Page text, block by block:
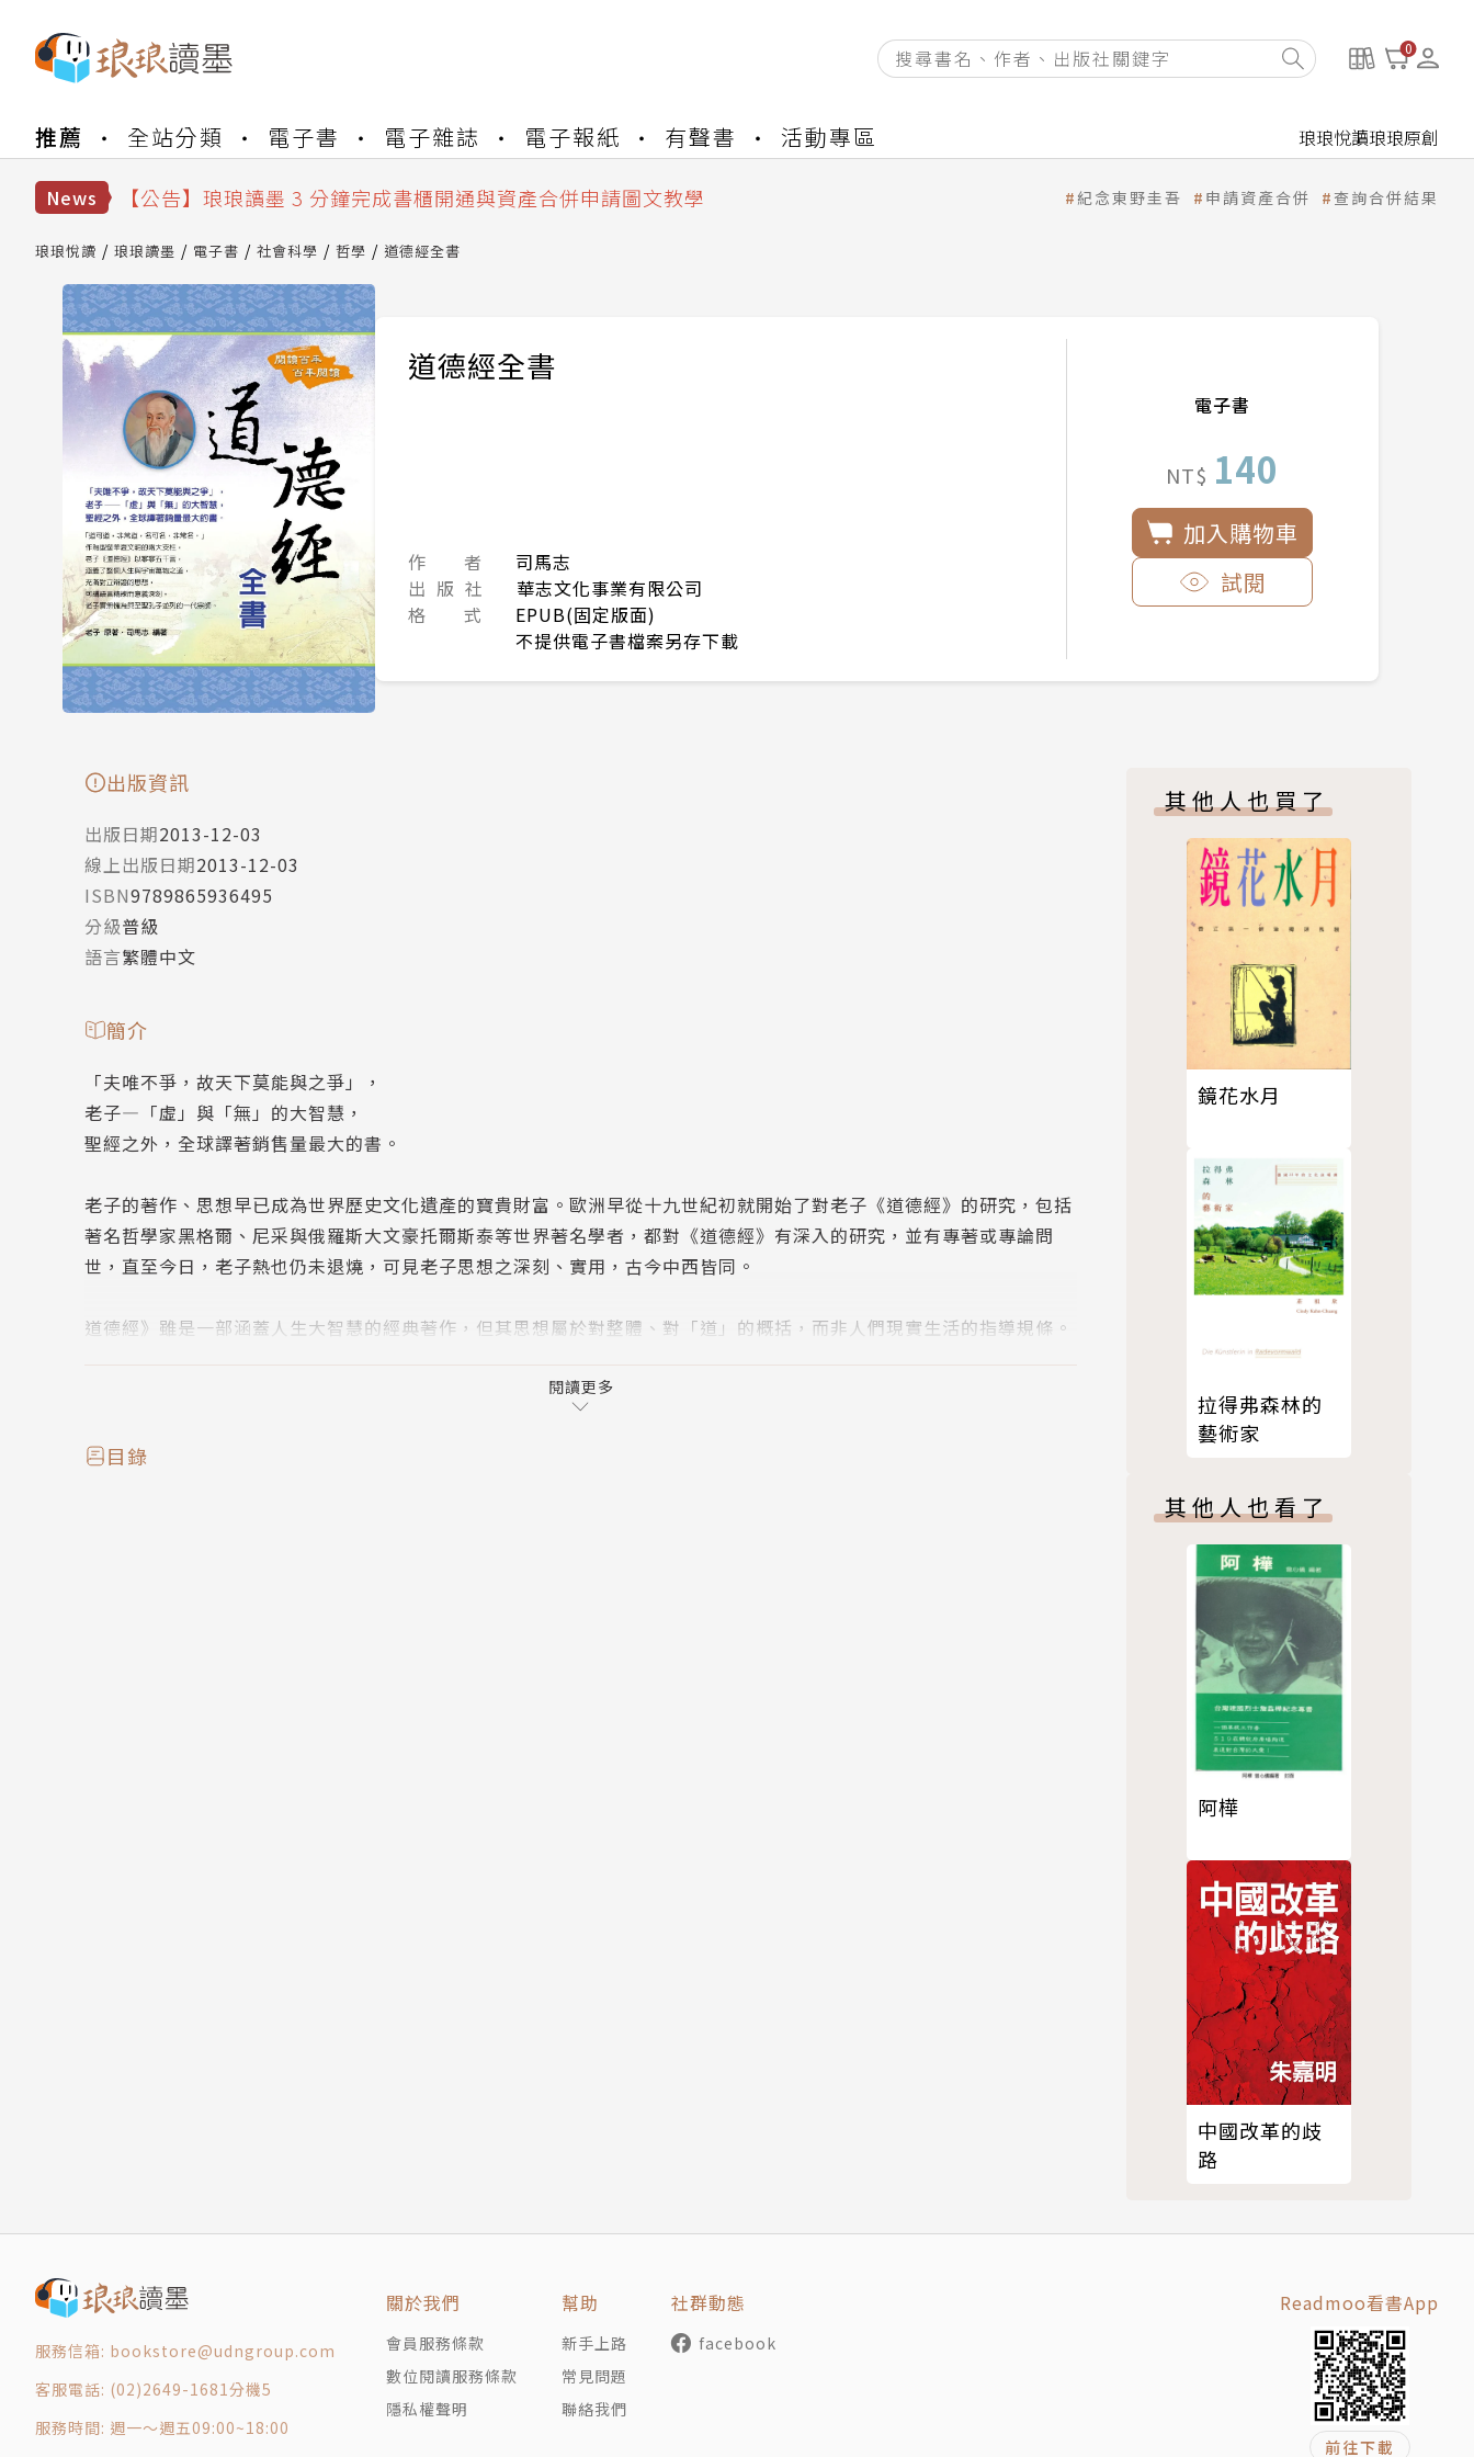
0
推薦 全站分類 電子書 電子雜誌 電子報紙 有聲書 活動專區 琅琅悅讀琅琅原創
News
【公告】琅琅讀墨數位閱讀資產合併與書櫃開通申請
【公告】琅琅讀墨 3 分鐘完成書櫃開通與資產合併申請圖文教學
【公告】琅琅讀墨數位閱讀資產合併與書櫃開通申請
紀念東野圭吾 申請資產合併 查詢合併結果
琅琅悅讀 琅琅讀墨 電子書 社會科學 哲學 道德經全書
道德經全書
作 者
司馬志
出 版 社
華志文化事業有限公司
格 式
EPUB(固定版面)
不提供電子書檔案另存下載
電子書
NT$ 140
加入購物車
試閱
出版資訊
出版日期2013-12-03
線上出版日期2013-12-03
ISBN9789865936495
分級普級
語言繁體中文
簡介
「夫唯不爭，故天下莫能與之爭」，
老子—「虛」與「無」的大智慧，
聖經之外，全球譯著銷售量最大的書。
老子的著作、思想早已成為世界歷史文化遺產的寶貴財富。歐洲早從十九世紀初就開始了對老子《道德經》的研究，包括
著名哲學家黑格爾、尼采與俄羅斯大文豪托爾斯泰等世界著名學者，都對《道德經》有深入的研究，並有專著或專論問
世，直至今日，老子熱也仍未退燒，可見老子思想之深刻、實用，古今中西皆同。
道德經》雖是一部涵蓋人生大智慧的經典著作，但其思想屬於對整體、對「道」的概括，而非人們現實生活的指導規條。
閱讀更多
目錄
其他人也買了
鏡花水月
拉得弗森林的
藝術家
其他人也看了
阿樺
中國改革的歧
路
服務信箱: bookstore@udngroup.com
客服電話: (02)2649-1681分機5
服務時間: 週一～週五09:00~18:00
關於我們
會員服務條款
數位閱讀服務條款
隱私權聲明
幫助
新手上路
常見問題
聯絡我們
社群動態
facebook
Readmoo看書App
前往下載